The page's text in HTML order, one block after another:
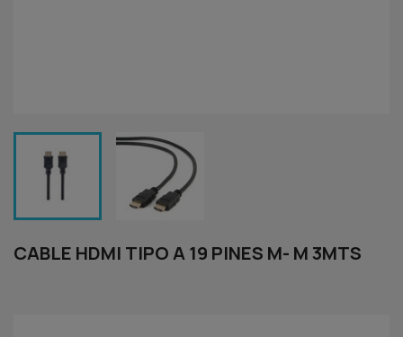
CABLE HDMI TIPO A 19 PINES M- M 3MTS